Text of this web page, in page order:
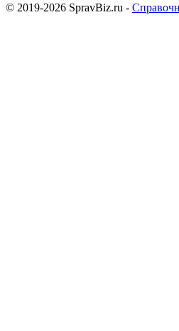
© 2019-2026 SpravBiz.ru -